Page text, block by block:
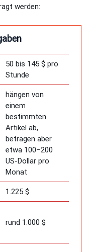
werden:
50 bis 145 $ pro
Stunde
hängen von
einem
bestimmten
Artikel ab,
betragen aber
etwa 100–200
US-Dollar pro
Monat
1.225 $
rund 1.000 $